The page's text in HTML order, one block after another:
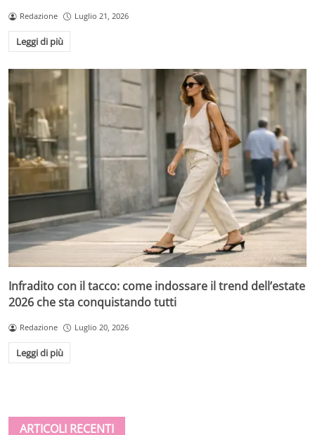
Redazione Luglio 21, 2026
Leggi di più
Infradito con il tacco: come indossare il trend dell’estate
2026 che sta conquistando tutti
Redazione Luglio 20, 2026
Leggi di più
ARTICOLI RECENTI